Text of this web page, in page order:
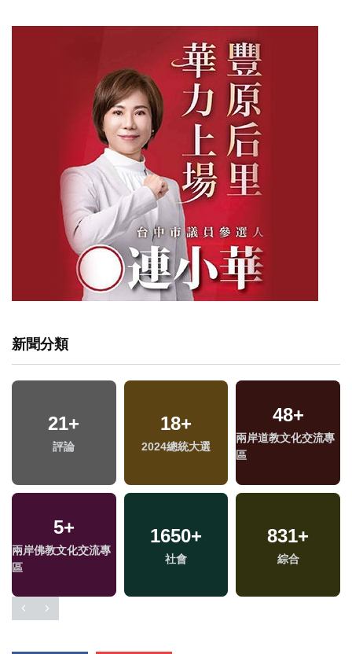
新聞分類
21+
評論
18+
2024總統大選
48+
兩岸道教文化交流專
區
5+
兩岸佛教文化交流專
區
1650+
社會
831+
綜合